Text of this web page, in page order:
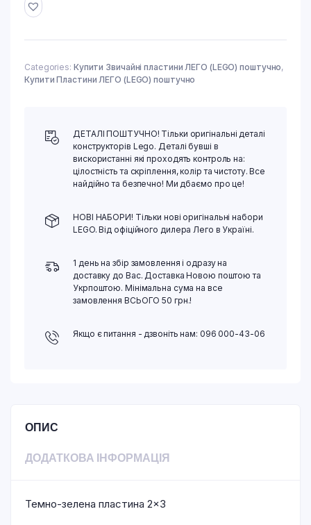
Categories: Купити Звичайні пластини ЛЕГО (LEGO) поштучно,
Купити Пластини ЛЕГО (LEGO) поштучно
ДЕТАЛІ ПОШТУЧНО! Тільки оригінальні деталі
конструкторів Lego. Деталі бувші в
вискористанні які проходять контроль на:
цілостність та скріплення, колір та чистоту. Все
найдійно та безпечно! Ми дбаємо про це!
НОВІ НАБОРИ! Тільки нові оригінальні набори
LEGO. Від офіційного дилера Лего в Україні.
1 день на збір замовлення і одразу на
доставку до Вас. Доставка Новою поштою та
Укрпоштою. Мінімальна сума на все
замовлення ВСЬОГО 50 грн.!
Якщо є питання - дзвоніть нам: 096 000-43-06
ОПИС
ДОДАТКОВА ІНФОРМАЦІЯ
Темно-зелена пластина 2×3